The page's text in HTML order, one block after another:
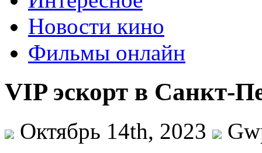
Новости кино
Фильмы онлайн
VIP эскорт в Санкт-
Октябрь 14th, 2023